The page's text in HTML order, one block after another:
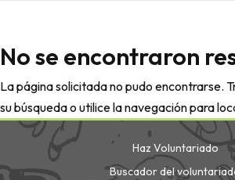
No se encontraron
La página solicitada no pudo encontrarse.
su búsqueda o utilice la navegación para
Haz Voluntariado
Buscador del